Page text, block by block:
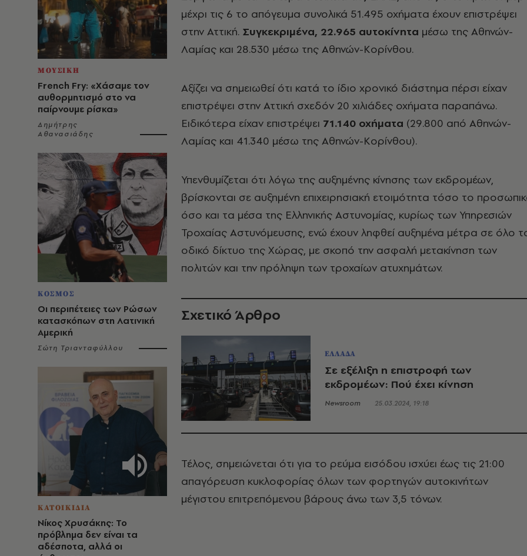
ΜΟΥΣΙΚΗ
French Fry: «Χάσαμε τον
αυθορμητισμό στο να
παίρνουμε ρίσκα»
Δημήτρης
Αθανασιάδης
ΚΟΣΜΟΣ
Οι περιπέτειες των Ρώσων
κατασκόπων στη Λατινική
Αμερική
Σώτη Τριανταφύλλου
ΚΑΤΟΙΚΙΔΙΑ
Νίκος Χρυσάκης: Το
πρόβλημα δεν είναι τα
αδέσποτα, αλλά οι
μέχρι τις 6 το απόγευμα συνολικά 51.495 οχήματα έχουν επιστρέψει
στην Αττική. Συγκεκριμένα, 22.965 αυτοκίνητα μέσω της Αθηνών-
Λαμίας και 28.530 μέσω της Αθηνών-Κορίνθου.
Αξίζει να σημειωθεί ότι κατά το ίδιο χρονικό διάστημα πέρσι είχαν
επιστρέψει στην Αττική σχεδόν 20 χιλιάδες οχήματα παραπάνω.
Ειδικότερα είχαν επιστρέψει 71.140 οχήματα (29.800 από Αθηνών-
Λαμίας και 41.340 μέσω της Αθηνών-Κορίνθου).
Υπενθυμίζεται ότι λόγω της αυξημένης κίνησης των εκδρομέων,
βρίσκονται σε αυξημένη επιχειρησιακή ετοιμότητα τόσο το
όσο και τα μέσα της Ελληνικής Αστυνομίας, κυρίως των Υπηρεσιών
Τροχαίας Αστυνόμευσης, ενώ έχουν ληφθεί αυξημένα μέτρα σε όλο
οδικό δίκτυο της Χώρας, με σκοπό την ασφαλή μετακίνηση των
πολιτών και την πρόληψη των τροχαίων ατυχημάτων.
Σχετικό Άρθρο
ΕΛΛΑΔΑ
Σε εξέλιξη η επιστροφή των
εκδρομέων: Πού έχει κίνηση
Newsroom 25.03.2024, 19:18
Τέλος, σημειώνεται ότι για το ρεύμα εισόδου ισχύει έως τις 21:00
απαγόρευση κυκλοφορίας όλων των φορτηγών αυτοκινήτων
μέγιστου επιτρεπόμενου βάρους άνω των 3,5 τόνων.